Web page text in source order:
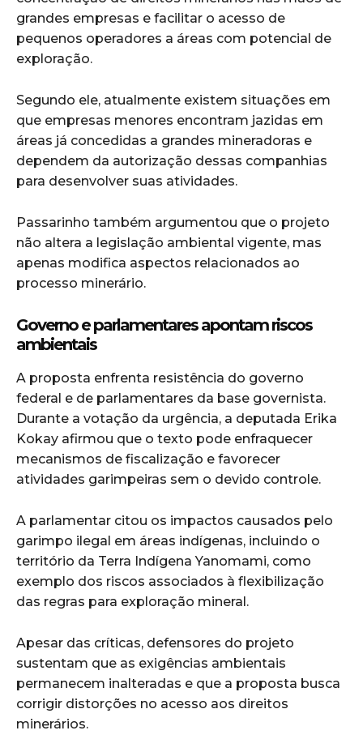
grandes empresas e facilitar o acesso de
pequenos operadores a áreas com potencial de
exploração.
Segundo ele, atualmente existem situações em
que empresas menores encontram jazidas em
áreas já concedidas a grandes mineradoras e
dependem da autorização dessas companhias
para desenvolver suas atividades.
Passarinho também argumentou que o projeto
não altera a legislação ambiental vigente, mas
apenas modifica aspectos relacionados ao
processo minerário.
Governo e parlamentares apontam riscos
ambientais
A proposta enfrenta resistência do governo
federal e de parlamentares da base governista.
Durante a votação da urgência, a deputada Erika
Kokay afirmou que o texto pode enfraquecer
mecanismos de fiscalização e favorecer
atividades garimpeiras sem o devido controle.
A parlamentar citou os impactos causados pelo
garimpo ilegal em áreas indígenas, incluindo o
território da Terra Indígena Yanomami, como
exemplo dos riscos associados à flexibilização
das regras para exploração mineral.
Apesar das críticas, defensores do projeto
sustentam que as exigências ambientais
permanecem inalteradas e que a proposta busca
corrigir distorções no acesso aos direitos
minerários.